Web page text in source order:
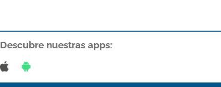
Descubre nuestras apps: